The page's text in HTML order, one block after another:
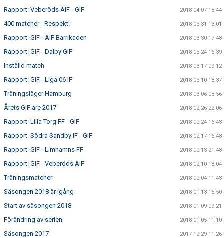
Rapport: Veberöds AIF - GIF 2018-04-07 18:44
400 matcher - Respekt! 2018-03-31 13:01
Rapport: GIF - AIF Barrikaden 2018-03-30 17:48
Rapport: GIF - Dalby GIF 2018-03-24 16:39
Inställd match 2018-03-17 09:12
Rapport: GIF - Liga 06 IF 2018-03-10 18:37
Träningsläger Hamburg 2018-03-06 08:56
Årets GIF:are 2017 2018-02-26 22:06
Rapport: Lilla Torg FF - GIF 2018-02-24 16:43
Rapport: Södra Sandby IF - GIF 2018-02-17 16:48
Rapport: GIF - Limhamns FF 2018-02-13 21:48
Rapport: GIF - Veberöds AIF 2018-02-10 18:04
Träningsmatcher 2018-02-04 11:43
Säsongen 2018 är igång 2018-01-13 15:50
Start av säsongen 2018 2018-01-09 09:21
Förändring av serien 2018-01-05 11:10
Säsongen 2017 2017-12-29 11:26